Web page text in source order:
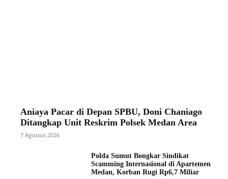
Aniaya Pacar di Depan SPBU, Doni Chaniago
Ditangkap Unit Reskrim Polsek Medan Area
7 Agustus 2026
Polda Sumut Bongkar Sindikat
Scamming Internasional di Apartemen
Medan, Korban Rugi Rp6,7 Miliar